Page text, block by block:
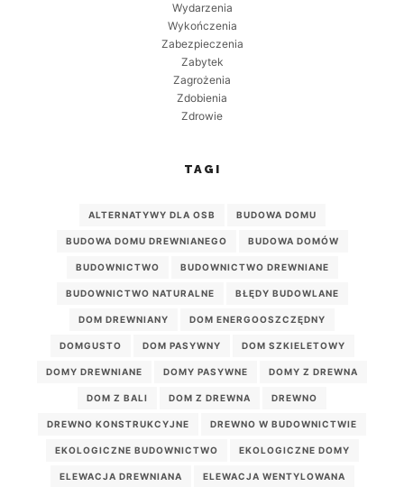
Wydarzenia
Wykończenia
Zabezpieczenia
Zabytek
Zagrożenia
Zdobienia
Zdrowie
TAGI
ALTERNATYWY DLA OSB BUDOWA DOMU
BUDOWA DOMU DREWNIANEGO BUDOWA DOMÓW
BUDOWNICTWO BUDOWNICTWO DREWNIANE
BUDOWNICTWO NATURALNE BŁĘDY BUDOWLANE
DOM DREWNIANY DOM ENERGOOSZCZĘDNY
DOMGUSTO DOM PASYWNY DOM SZKIELETOWY
DOMY DREWNIANE DOMY PASYWNE DOMY Z DREWNA
DOM Z BALI DOM Z DREWNA DREWNO
DREWNO KONSTRUKCYJNE DREWNO W BUDOWNICTWIE
EKOLOGICZNE BUDOWNICTWO EKOLOGICZNE DOMY
ELEWACJA DREWNIANA ELEWACJA WENTYLOWANA